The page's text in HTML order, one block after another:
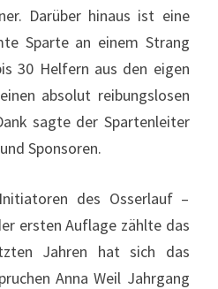
Darüber hinaus ist eine
Sparte an einem Strang
30 Helfern aus den eigen
absolut reibungslosen
sagte der Spartenleiter
Sponsoren.
des Osserlauf –
ersten Auflage zählte das
Jahren hat sich das
Anna Weil Jahrgang